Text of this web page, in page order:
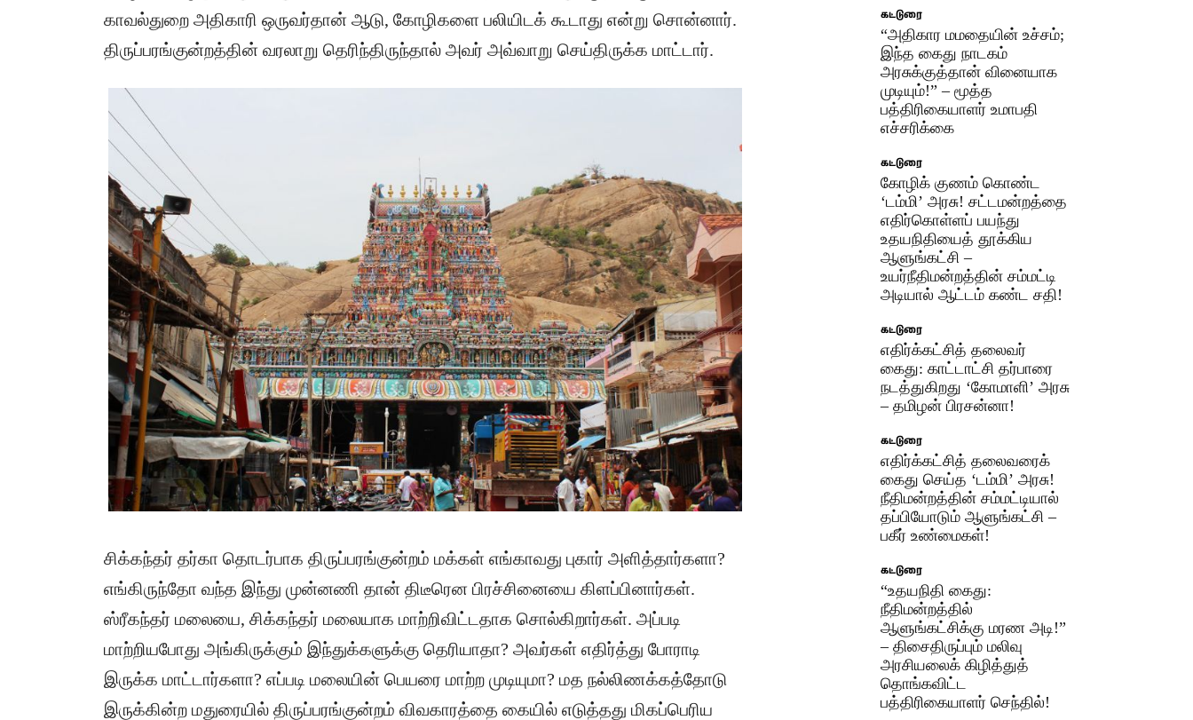
காவல்துறை அதிகாரி ஒருவர்தான் ஆடு, கோழிகளை பலியிடக் கூடாது என்று சொன்னார்.
திருப்பரங்குன்றத்தின் வரலாறு தெரிந்திருந்தால் அவர் அவ்வாறு செய்திருக்க மாட்டார்.
சிக்கந்தர் தர்கா தொடர்பாக திருப்பரங்குன்றம் மக்கள் எங்காவது புகார் அளித்தார்களா?
எங்கிருந்தோ வந்த இந்து முன்னணி தான் திடீரென பிரச்சினையை கிளப்பினார்கள்.
ஸ்ரீகந்தர் மலையை, சிக்கந்தர் மலையாக மாற்றிவிட்டதாக சொல்கிறார்கள். அப்படி
மாற்றியபோது அங்கிருக்கும் இந்துக்களுக்கு தெரியாதா? அவர்கள் எதிர்த்து போராடி
இருக்க மாட்டார்களா? எப்படி மலையின் பெயரை மாற்ற முடியுமா? மத நல்லிணக்கத்தோடு
இருக்கின்ற மதுரையில் திருப்பரங்குன்றம் விவகாரத்தை கையில் எடுத்தது மிகப்பெரிய
கட்டுரை
“அதிகார மமதையின் உச்சம்;
இந்த கைது நாடகம்
அரசுக்குத்தான் வினையாக
முடியும்!” – மூத்த
பத்திரிகையாளர் உமாபதி
எச்சரிக்கை
கட்டுரை
கோழிக் குணம் கொண்ட
‘டம்மி’ அரசு! சட்டமன்றத்தை
எதிர்கொள்ளப் பயந்து
உதயநிதியைத் தூக்கிய
ஆளுங்கட்சி –
உயர்நீதிமன்றத்தின் சம்மட்டி
அடியால் ஆட்டம் கண்ட சதி!
கட்டுரை
எதிர்க்கட்சித் தலைவர்
கைது: காட்டாட்சி தர்பாரை
நடத்துகிறது ‘கோமாளி’ அரசு
– தமிழன் பிரசன்னா!
கட்டுரை
எதிர்க்கட்சித் தலைவரைக்
கைது செய்த ‘டம்மி’ அரசு!
நீதிமன்றத்தின் சம்மட்டியால்
தப்பியோடும் ஆளுங்கட்சி –
பகீர் உண்மைகள்!
கட்டுரை
“உதயநிதி கைது:
நீதிமன்றத்தில்
ஆளுங்கட்சிக்கு மரண அடி!”
– திசைதிருப்பும் மலிவு
அரசியலைக் கிழித்துத்
தொங்கவிட்ட
பத்திரிகையாளர் செந்தில்!